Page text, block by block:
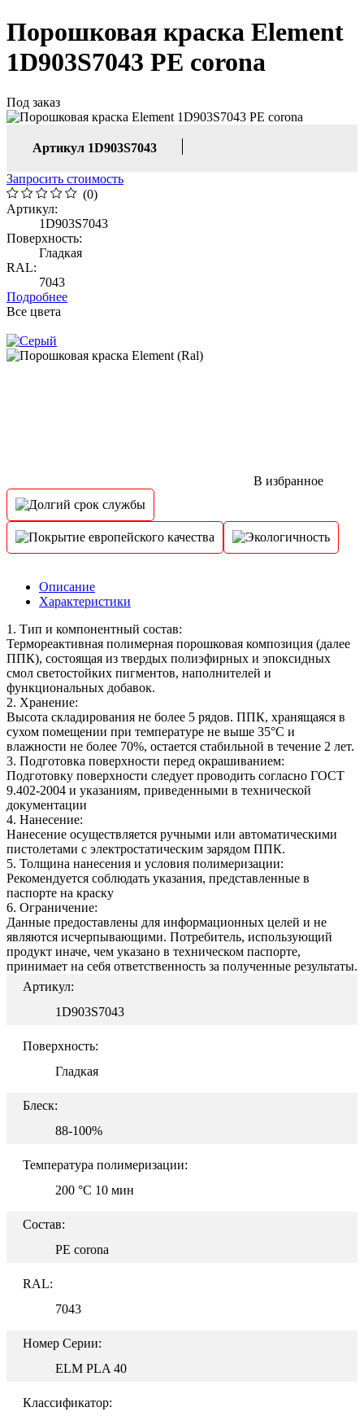
Порошковая краска Element
1D903S7043 PE corona
Под заказ
Артикул 1D903S7043
Запросить стоимость
(0)
Артикул:
1D903S7043
Поверхность:
Гладкая
RAL:
7043
Подробнее
Все цвета
В избранное
Описание
Характеристики
1. Тип и компонентный состав:
Термореактивная полимерная порошковая композиция (далее
ППК), состоящая из твердых полиэфирных и эпоксидных
смол светостойких пигментов, наполнителей и
функциональных добавок.
2. Хранение:
Высота складирования не более 5 рядов. ППК, хранящаяся в
сухом помещении при температуре не выше 35°С и
влажности не более 70%, остается стабильной в течение 2 лет.
3. Подготовка поверхности перед окрашиванием:
Подготовку поверхности следует проводить согласно ГОСТ
9.402-2004 и указаниям, приведенными в технической
документации
4. Нанесение:
Нанесение осуществляется ручными или автоматическими
пистолетами с электростатическим зарядом ППК.
5. Толщина нанесения и условия полимеризации:
Рекомендуется соблюдать указания, представленные в
паспорте на краску
6. Ограничение:
Данные предоставлены для информационных целей и не
являются исчерпывающими. Потребитель, использующий
продукт иначе, чем указано в техническом паспорте,
принимает на себя ответственность за полученные результаты.
Артикул:
1D903S7043
Поверхность:
Гладкая
Блеск:
88-100%
Температура полимеризации:
200 °C 10 мин
Состав:
PE corona
RAL:
7043
Номер Серии:
ELM PLA 40
Классификатор: